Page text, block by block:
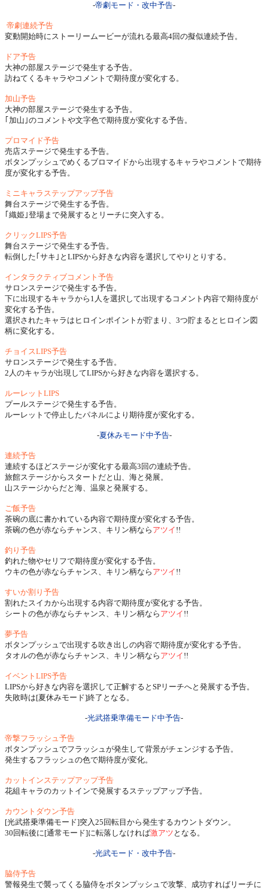
-帝劇モード・改中予告-
帝劇連続予告
変動開始時にストーリームービーが流れる最高4回の擬似連続予告。
ドア予告
大神の部屋ステージで発生する予告。
訪ねてくるキャラやコメントで期待度が変化する。
加山予告
大神の部屋ステージで発生する予告。
｢加山｣のコメントや文字色で期待度が変化する予告。
プロマイド予告
売店ステージで発生する予告。
ボタンプッシュでめくるブロマイドから出現するキャラやコメントで期待
度が変化する予告。
ミニキャラステップアップ予告
舞台ステージで発生する予告。
｢織姫｣登場まで発展するとリーチに突入する。
クリックLIPS予告
舞台ステージで発生する予告。
転倒した｢サキ｣とLIPSから好きな内容を選択してやりとりする。
インタラクティブコメント予告
サロンステージで発生する予告。
下に出現するキャラから1人を選択して出現するコメント内容で期待度が
変化する予告。
選択されたキャラはヒロインポイントが貯まり、3つ貯まるとヒロイン図
柄に変化する。
チョイスLIPS予告
サロンステージで発生する予告。
2人のキャラが出現してLIPSから好きな内容を選択する。
ルーレットLIPS
プールステージで発生する予告。
ルーレットで停止したパネルにより期待度が変化する。
-夏休みモード中予告-
連続予告
連続するほどステージが変化する最高3回の連続予告。
旅館ステージからスタートだと山、海と発展。
山ステージからだと海、温泉と発展する。
ご飯予告
茶碗の底に書かれている内容で期待度が変化する予告。
茶碗の色が赤ならチャンス、キリン柄なら アツイ !!
釣り予告
釣れた物やセリフで期待度が変化する予告。
ウキの色が赤ならチャンス、キリン柄なら アツイ !!
すいか割り予告
割れたスイカから出現する内容で期待度が変化する予告。
シートの色が赤ならチャンス、キリン柄なら アツイ !!
夢予告
ボタンプッシュで出現する吹き出しの内容で期待度が変化する予告。
タオルの色が赤ならチャンス、キリン柄なら アツイ !!
イベントLIPS予告
LIPSから好きな内容を選択して正解するとSPリーチへと発展する予告。
失敗時は[夏休みモード]終了となる。
-光武搭乗準備モード中予告-
帝撃フラッシュ予告
ボタンプッシュでフラッシュが発生して背景がチェンジする予告。
発生するフラッシュの色で期待度が変化。
カットインステップアップ予告
花組キャラのカットインで発展するステップアップ予告。
カウントダウン予告
[光武搭乗準備モード]突入25回転目から発生するカウントダウン。
30回転後に[通常モード]に転落しなければ激アツ となる。
-光武モード・改中予告-
脇侍予告
警報発生で襲ってくる脇侍をボタンプッシュで攻撃、成功すればリーチに